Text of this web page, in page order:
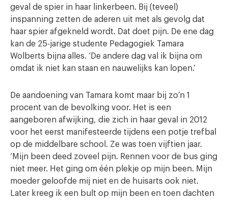
geval de spier in haar linkerbeen. Bij (teveel)
inspanning zetten de aderen uit met als gevolg dat
haar spier afgekneld wordt. Dat doet pijn. De ene dag
kan de 25-jarige studente Pedagogiek Tamara
Wolberts bijna alles. ‘De andere dag val ik bijna om
omdat ik niet kan staan en nauwelijks kan lopen.’
De aandoening van Tamara komt maar bij zo’n 1
procent van de bevolking voor. Het is een
aangeboren afwijking, die zich in haar geval in 2012
voor het eerst manifesteerde tijdens een potje trefbal
op de middelbare school. Ze was toen vijftien jaar.
‘Mijn been deed zoveel pijn. Rennen voor de bus ging
niet meer. Het ging om één plekje op mijn been. Mijn
moeder geloofde mij niet en de huisarts ook niet.
Later kreeg ik een bult op mijn been en toen dachten